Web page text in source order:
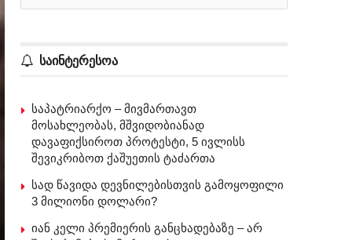
საინტერესოა
საპატრიარქო – მივმართავთ
მოსახლეობას, მშვიდობიანად
დავაფიქსიროთ პროტესტი, 5 ივლისს
შევიკრიბოთ ქაშუეთის ტაძართა
სად წავიდა დევნილებისთვის გამოყოფილი
3 მილიონი დოლარი?
იან კელი პრემიერის განცხადებაზე – არ